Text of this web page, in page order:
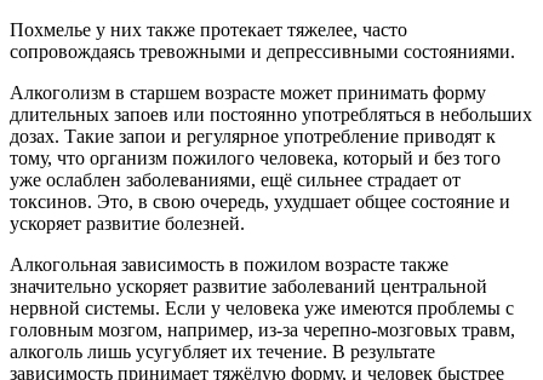
Похмелье у них также протекает тяжелее, часто
сопровождаясь тревожными и депрессивными состояниями.
Алкоголизм в старшем возрасте может принимать форму
длительных запоев или постоянно употребляться в небольших
дозах. Такие запои и регулярное употребление приводят к
тому, что организм пожилого человека, который и без того
уже ослаблен заболеваниями, ещё сильнее страдает от
токсинов. Это, в свою очередь, ухудшает общее состояние и
ускоряет развитие болезней.
Алкогольная зависимость в пожилом возрасте также
значительно ускоряет развитие заболеваний центральной
нервной системы. Если у человека уже имеются проблемы с
головным мозгом, например, из-за черепно-мозговых травм,
алкоголь лишь усугубляет их течение. В результате
зависимость принимает тяжёлую форму, и человек быстрее